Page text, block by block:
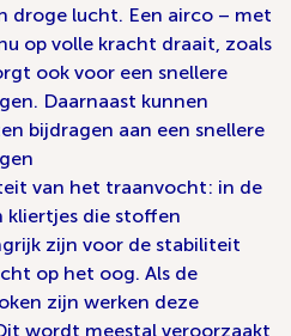
droge lucht. Een airco – met
op volle kracht draait, zoals
ook voor een snellere
Daarnaast kunnen
bijdragen aan een snellere
van het traanvocht: in de
die stoffen
zijn voor de stabiliteit
op het oog. Als de
zijn werken deze
wordt meestal veroorzaakt